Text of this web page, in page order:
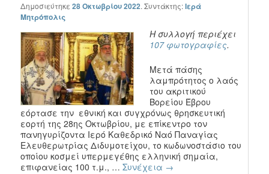
Δημοσιεύτηκε28 Οκτωβρίου 2022.Συντάκτης:Ιερά
Μητρόπολις
Η συλλογή περιέχει
107 φωτογραφίες.
Μετά πάσης
λαμπρότητος ο λαός
του ακριτικού
Βορείου Έβρου
εόρτασε την εθνική και συγχρόνως θρησκευτική
εορτή της 28ης Οκτωβρίου, με επίκεντρο τον
πανηγυρίζοντα Ιερό Καθεδρικό Ναό Παναγίας
Ελευθερωτρίας Διδυμοτείχου, το κωδωνοστάσιο του
οποίου κοσμεί υπερμεγέθης ελληνική σημαία,
επιφανείας 100 τ.μ., …Συνέχεια →